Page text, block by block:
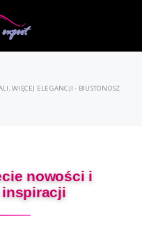
WIĘCEJ ELEGANCJI - BIUSTONOSZ
nowości i